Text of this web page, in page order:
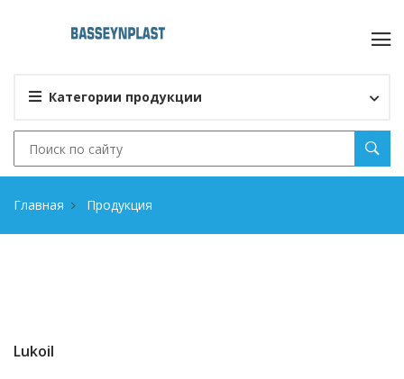
Категории продукции
Главная Продукция
Lukoil